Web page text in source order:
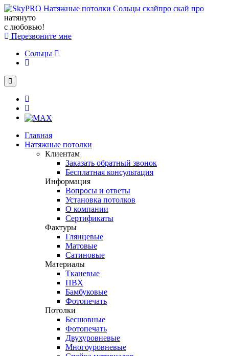
натянуто
с любовью!
Перезвоните мне
Сольцы
Главная
Натяжные потолки
Клиентам
Заказать обратный звонок
Бесплатная консультация
Информация
Вопросы и ответы
Установка потолков
О компании
Сертификаты
Фактуры
Глянцевые
Матовые
Сатиновые
Материалы
Тканевые
ПВХ
Бамбуковые
Фотопечать
Потолки
Бесшовные
Фотопечать
Двухуровневые
Многоуровневые